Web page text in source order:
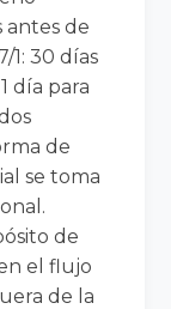
antes de
1: 30 días
día para
de
se toma
de
el flujo
de la